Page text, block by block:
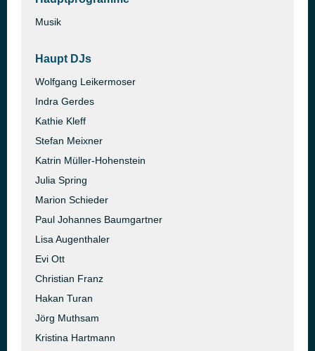
Musik
Haupt DJs
Wolfgang Leikermoser
Indra Gerdes
Kathie Kleff
Stefan Meixner
Katrin Müller-Hohenstein
Julia Spring
Marion Schieder
Paul Johannes Baumgartner
Lisa Augenthaler
Evi Ott
Christian Franz
Hakan Turan
Jörg Muthsam
Kristina Hartmann